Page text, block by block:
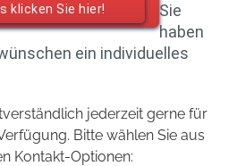
klicken Sie hier!
Sie
haben
ein individuelles
jederzeit gerne für
Bitte wählen Sie aus
Kontakt-Optionen: